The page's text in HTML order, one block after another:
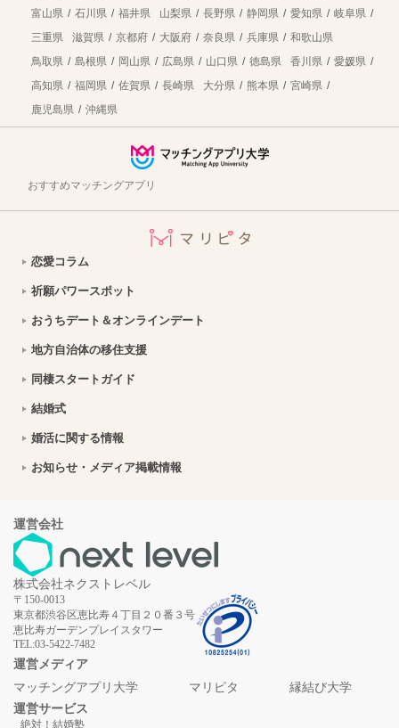
2026年8月7日 古殿町への移住はどう？暮らし・仕事・住居・支援内容を解説
2026年8月7日
2026年8月7日
2026年8月7日 飯舘村への移住。移住定住支援・子育て環境・仕事・住まいについて紹介｜福島県
日高市への移住！まちの魅力・仕事・住まい情報を徹底解説
2026年8月7日
2026年8月7日 銀座で初デート｜ディナーデートに使えるお店を紹介
2026年8月7日
2026年8月7日
2026年8月7日
2026年8月7日
2026年8月7日 静岡県浜松市への移住ってどう？暮らしの特徴を解説
2026年8月7日
2026年8月7日
2026年8月7日
富山県
石川県 福井県 山梨県 長野県 静岡県 愛知県
岐阜県
三重県
滋賀県 京都府 大阪府 奈良県 兵庫県
和歌山県
鳥取県
島根県 岡山県 広島県 山口県 徳島県 香川県
愛媛県
高知県
福岡県 佐賀県 長崎県 大分県 熊本県
宮崎県
鹿児島県
沖縄県
おすすめマッチングアプリ
恋愛コラム
祈願パワースポット
おうちデート＆オンラインデート
地方自治体の移住支援
同棲スタートガイド
結婚式
婚活に関する情報
お知らせ・メディア掲載情報
運営会社
株式会社ネクストレベル
〒150-0013
東京都渋谷区恵比寿４丁目２０番３号
恵比寿ガーデンプレイスタワー
TEL:03-5422-7482
運営メディア
マッチングアプリ大学
マリピタ
縁結び大学
運営サービス
絶対！結婚塾